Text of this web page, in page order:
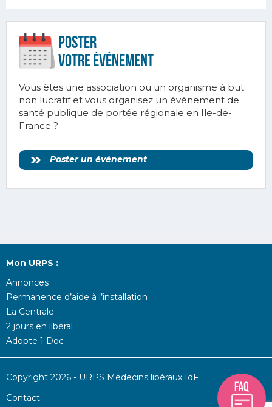
Poster
votre ÉVÉnement
Vous êtes une association ou un organisme à but
non lucratif et vous organisez un événement de
santé publique de portée régionale en Ile-de-
France ?
Poster un événement
Mon URPS :
Annonces
Permanence d’aide à l’installation
La Centrale
2 jours en libéral
Adopte 1 Doc
Copyright 2026 - URPS Médecins libéraux IdF
Contact